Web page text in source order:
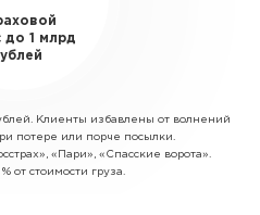
до 1 млрд
Клиенты избавлены от волнений
потере или порче посылки.
«Пари», «Спасские ворота».
от стоимости груза.